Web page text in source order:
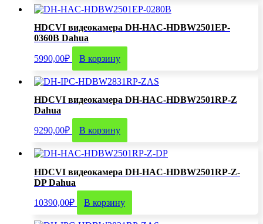
HDCVI видеокамера DH-HAC-HDBW2501EP-
0360B Dahua
5990,00₽ В корзину
HDCVI видеокамера DH-HAC-HDBW2501RP-Z
Dahua
9290,00₽ В корзину
HDCVI видеокамера DH-HAC-HDBW2501RP-Z-
DP Dahua
10390,00₽ В корзину